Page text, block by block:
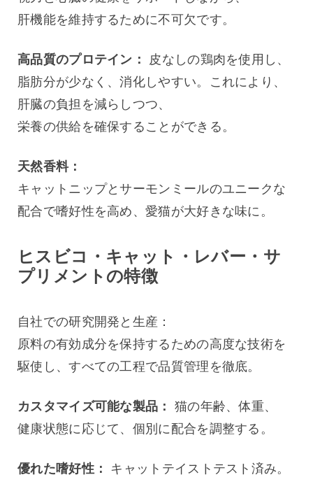
肝機能を維持するために不可欠です。
高品質のプロテイン：
皮なしの鶏肉を使用し、
脂肪分が少なく、消化しやすい。これにより、
肝臓の負担を減らしつつ、
栄養の供給を確保することができる。
天然香料：
キャットニップとサーモンミールのユニークな
配合で嗜好性を高め、愛猫が大好きな味に。
ヒスビコ・キャット・レバー・サ
プリメントの特徴
自社での研究開発と生産：
原料の有効成分を保持するための高度な技術を
駆使し、すべての工程で品質管理を徹底。
カスタマイズ可能な製品：
猫の年齢、体重、
健康状態に応じて、個別に配合を調整する。
優れた嗜好性：
キャットテイストテスト済み。